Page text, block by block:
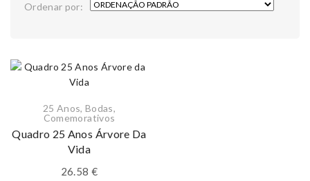
Ordenar por:
25 Anos,Bodas,
Comemorativos
Quadro 25 Anos Árvore Da
Vida
26.58 €